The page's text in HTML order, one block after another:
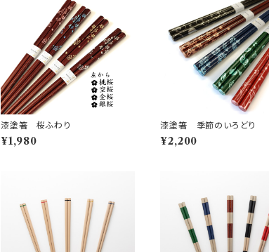
漆塗箸 桜ふわり
¥1,980
漆塗箸 季節のいろどり
¥2,200